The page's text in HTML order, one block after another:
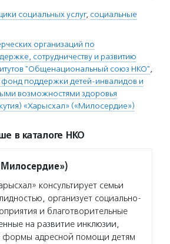
социальных услуг, социальные
организаций по
сотрудничеству и развитию
"Общенациональный союз НКО",
фонд поддержки детей-инвалидов и
возможностями здоровья
«Харысхал» («Милосердие»)
в каталоге НКО
консультирует семьи
организует социально-
и благотворительные
на развитие инклюзии,
формы адресной помощи детям